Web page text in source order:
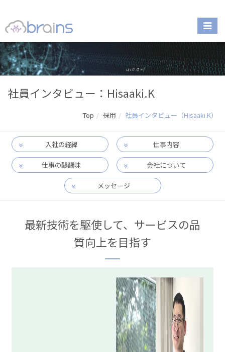
社員インタビュー：Hisaaki.K
Top 採用 社員インタビュー（Hisaaki.K）
入社の経緯 仕事内容
仕事の醍醐味 会社について
メッセージ
最新技術を駆使して、サービスの品
質向上を目指す